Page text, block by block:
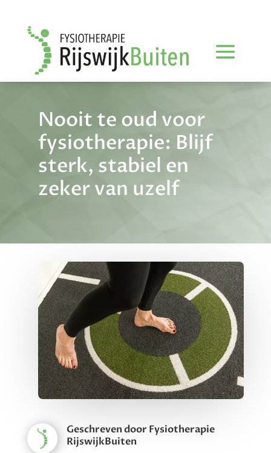
Nooit te oud voor
fysiotherapie: Blijf
sterk, stabiel en
zeker van uzelf
Geschreven door Fysiotherapie
RijswijkBuiten